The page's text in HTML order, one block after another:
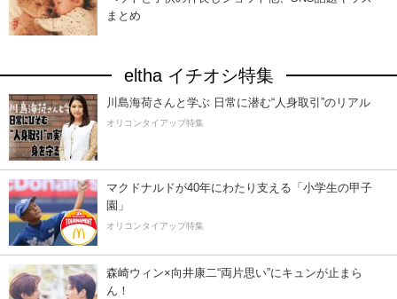
まとめ
eltha イチオシ特集
川島海荷さんと学ぶ 日常に潜む“人身取引”のリアル
オリコンタイアップ特集
マクドナルドが40年にわたり支える「小学生の甲子
園」
オリコンタイアップ特集
森崎ウィン×向井康二“両片思い”にキュンが止まら
ん！